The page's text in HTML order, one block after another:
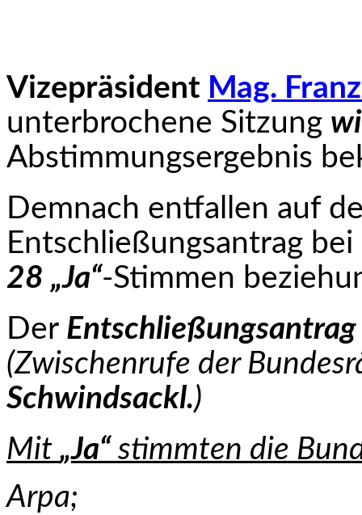
Vizepräsident Mag.
unterbrochene Sitzung
Abstimmungsergebnis
Demnach entfallen auf
Entschließungsantrag bei
28 „Ja“-Stimmen
Der Entschließungsantrag
(Zwischenrufe der
Schwindsackl.)
Mit „Ja“ stimmten die
Arpa;